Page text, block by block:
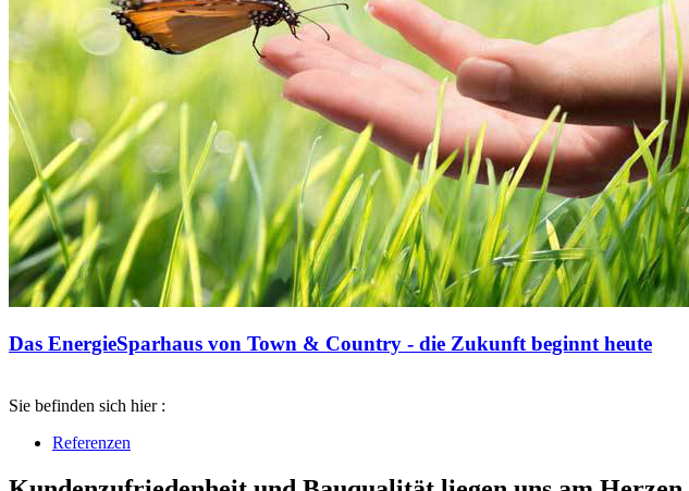
Das EnergieSparhaus von Town & Country - die Zukunft beginnt heute
Sie befinden sich hier :
Referenzen